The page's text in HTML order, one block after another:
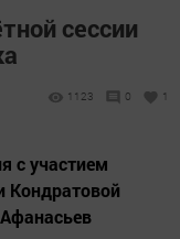
сессии
1123 0 1
с участием
Кондратовой